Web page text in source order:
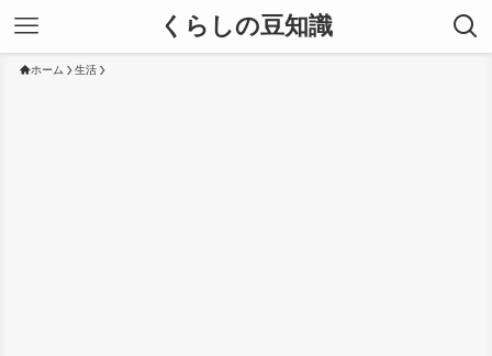
くらしの豆知識
ホーム 生活